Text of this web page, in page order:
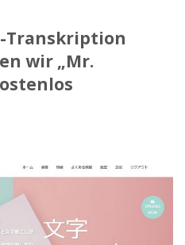
Transkription
wir „Mr.